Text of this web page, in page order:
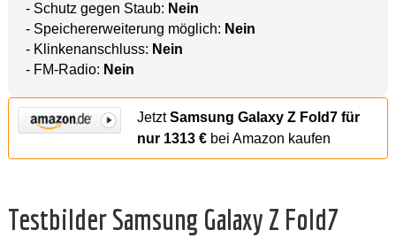
- Schutz gegen Staub: Nein
- Speichererweiterung möglich: Nein
- Klinkenanschluss: Nein
- FM-Radio: Nein
JetztSamsung Galaxy Z Fold7 für
nur 1313 €bei Amazon kaufen
Testbilder Samsung Galaxy Z Fold7